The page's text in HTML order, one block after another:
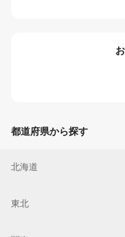
都道府県から探す
北海道
東北